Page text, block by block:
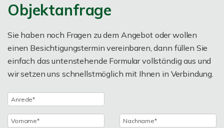
Objektanfrage
Sie haben noch Fragen zu dem Angebot oder wollen
einen Besichtigungstermin vereinbaren, dann füllen Sie
einfach das untenstehende Formular vollständig aus und
wir setzen uns schnellstmöglich mit Ihnen in Verbindung.